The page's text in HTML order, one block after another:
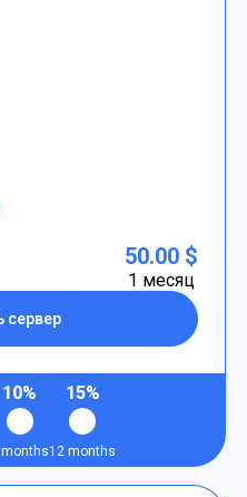
сервер
50.00 $
1 месяц
10%
months
15%
12 months